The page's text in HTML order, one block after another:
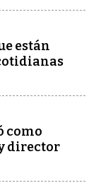
están
como
director